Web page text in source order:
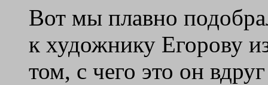
Вот мы плавно
к художнику Егорову
том, с чего это он